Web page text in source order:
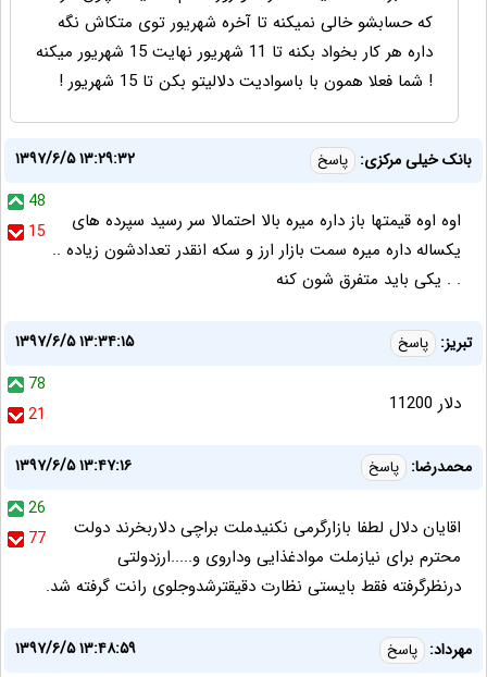
که حسابشو خالی نمیکنه تا آخره شهریور توی متکاش نگه
داره هر کار بخواد بکنه تا 11 شهریور نهایت 15 شهریور میکنه
! شما فعلا همون با باسوادیت دلالیتو بکن تا 15 شهریور !
بانک خیلی مرکزی: پاسخ
۱۳۹۷/۶/۵ ۱۳:۲۹:۳۲
48
15
اوه اوه قیمتها باز داره میره بالا احتمالا سر رسید سپرده های
یکساله داره میره سمت بازار ارز و سکه انقدر تعدادشون زیاده ..
. . یکی باید متفرق شون کنه
تبریز: پاسخ
۱۳۹۷/۶/۵ ۱۳:۳۴:۱۵
78
21
دلار 11200
محمدرضا: پاسخ
۱۳۹۷/۶/۵ ۱۳:۴۷:۱۶
26
77
اقایان دلال لطفا بازارگرمی نکنیدملت براچی دلاربخرند دولت
محترم برای نیازملت موادغذایی وداروی و.....ارزدولتی
درنظرگرفته فقط بایستی نظارت دقیقترشدوجلوی رانت گرفته شد.
مهرداد: پاسخ
۱۳۹۷/۶/۵ ۱۳:۴۸:۵۹